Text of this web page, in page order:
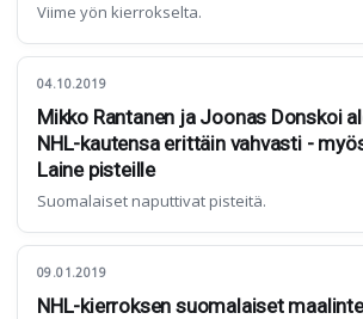
Viime yön kierrokselta.
04.10.2019
Mikko Rantanen ja Joonas Donskoi
NHL-kautensa erittäin vahvasti -
Laine pisteille
Suomalaiset naputtivat pisteitä.
09.01.2019
NHL-kierroksen suomalaiset